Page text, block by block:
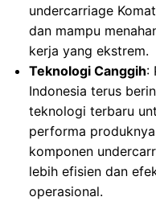
undercarriage
dan mampu
kerja yang ekstrem.
Teknologi Canggih:
Indonesia terus
teknologi terbaru
performa
komponen
lebih efisien dan
operasional.